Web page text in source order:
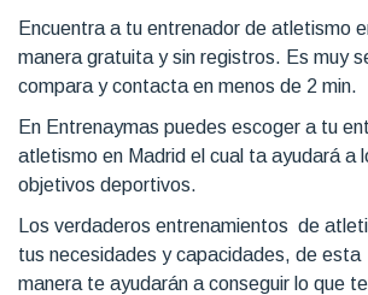
Encuentra a tu entrenador de atletismo
manera gratuita y sin registros. Es muy
compara y contacta en menos de 2 min.
En Entrenaymas puedes escoger a tu
atletismo en Madrid el cual ta ayudará a
objetivos deportivos.
Los verdaderos entrenamientos de
tus necesidades y capacidades, de esta
manera te ayudarán a conseguir lo que